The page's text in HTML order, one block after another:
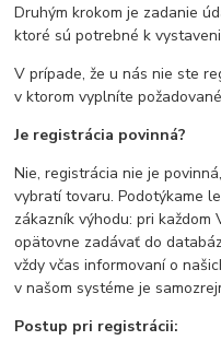
Druhým krokom je zadanie
ktoré sú potrebné k
V prípade, že u nás nie ste
v ktorom vyplníte
Je registrácia povinná?
Nie, registrácia nie je
vybratí tovaru. Podotýkame
zákazník výhodu: pri každom
opätovne zadávať do
vždy včas informovaní o
v našom systéme je
Postup pri registrácii: